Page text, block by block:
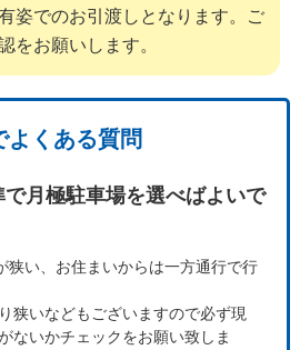
姿でのお引渡しとなります。ご
をお願いします。
よくある質問
で月極駐車場を選べばよいで
狭い、お住まいからは一方通行で行
狭いなどもございますので必ず現
ないかチェックをお願い致しま